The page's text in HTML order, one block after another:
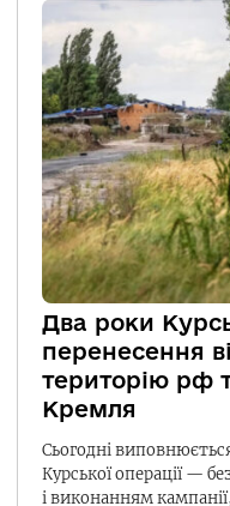
Два роки
перенесення
територію рф
Кремля
Сьогодні
Курської операції —
і виконанням